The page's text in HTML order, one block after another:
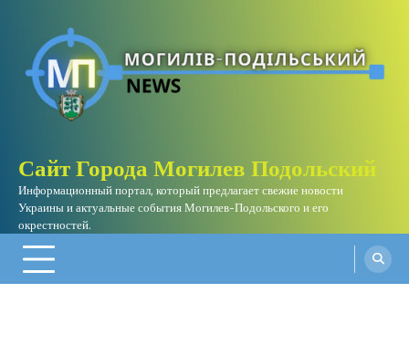
content
Сайт Города Могилев Подольский
Информационный портал, который предлагает свежие новости
Украины и актуальные события Могилев-Подольского и его
окрестностей.